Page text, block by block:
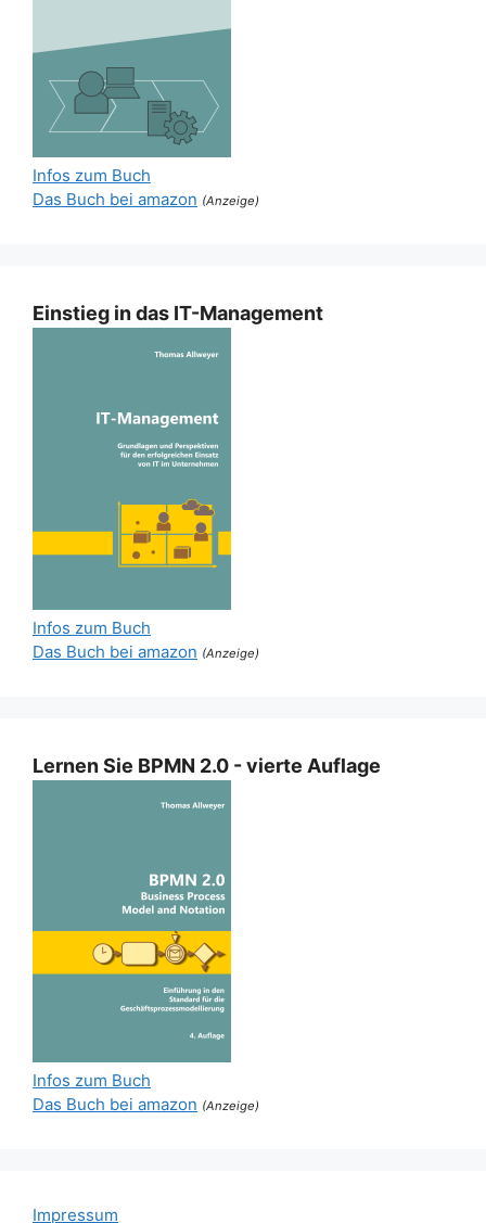
Infos zum Buch
Das Buch bei amazon (Anzeige)
Einstieg in das IT-Management
Infos zum Buch
Das Buch bei amazon (Anzeige)
Lernen Sie BPMN 2.0 - vierte Auflage
Infos zum Buch
Das Buch bei amazon (Anzeige)
Impressum